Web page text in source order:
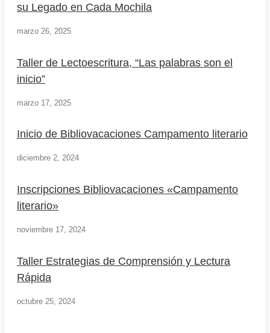
su Legado en Cada Mochila
marzo 26, 2025
Taller de Lectoescritura, “Las palabras son el
inicio”
marzo 17, 2025
Inicio de Bibliovacaciones Campamento literario
diciembre 2, 2024
Inscripciones Bibliovacaciones «Campamento
literario»
noviembre 17, 2024
Taller Estrategias de Comprensión y Lectura
Rápida
octubre 25, 2024